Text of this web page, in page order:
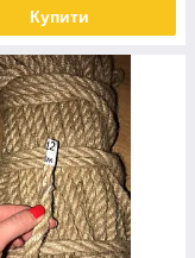
Купити